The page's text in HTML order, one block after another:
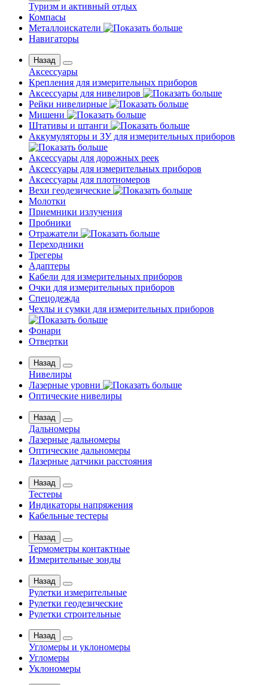
Туризм и активный отдых
Компасы
Металлоискатели
Навигаторы
Назад
Аксессуары
Крепления для измерительных приборов
Аксессуары для нивелиров
Рейки нивелирные
Мишени
Штативы и штанги
Аккумуляторы и ЗУ для измерительных приборов
Аксессуары для дорожных реек
Аксессуары для измерительных приборов
Аксессуары для плотномеров
Вехи геодезические
Молотки
Приемники излучения
Пробники
Отражатели
Переходники
Трегеры
Адаптеры
Кабели для измерительных приборов
Очки для измерительных приборов
Спецодежда
Чехлы и сумки для измерительных приборов
Фонари
Отвертки
Назад
Нивелиры
Лазерные уровни
Оптические нивелиры
Назад
Дальномеры
Лазерные дальномеры
Оптические дальномеры
Лазерные датчики расстояния
Назад
Тестеры
Индикаторы напряжения
Кабельные тестеры
Назад
Термометры контактные
Измерительные зонды
Назад
Рулетки измерительные
Рулетки геодезические
Рулетки строительные
Назад
Угломеры и уклономеры
Угломеры
Уклономеры